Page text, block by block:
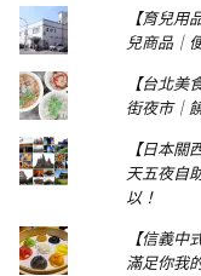
【育兒用
兒商品｜
【台北
街夜市｜
【日本關
天五夜自
以！
【信義
滿足你我